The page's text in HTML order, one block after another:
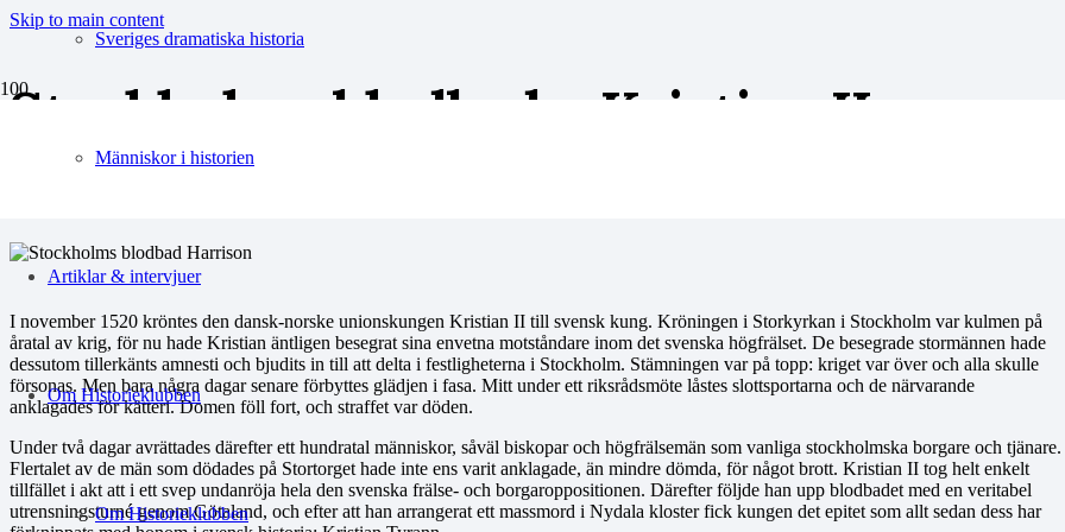
Skip to main content
Sveriges dramatiska historia
Människor i historien
Artiklar & intervjuer
Om Historieklubben
Om Historieklubben
Stockholms blodbad – Kristian II:s
hämnd
I november 1520 kröntes den dansk-norske unionskungen Kristian II till svensk kung. Kröningen i Storkyrkan i Stockholm var kulmen på
åratal av krig, för nu hade Kristian äntligen besegrat sina envetna motståndare inom det svenska högfrälset. De besegrade stormännen hade
dessutom tillerkänts amnesti och bjudits in till att delta i festligheterna i Stockholm. Stämningen var på topp: kriget var över och alla skulle
försonas. Men bara några dagar senare förbyttes glädjen i fasa. Mitt under ett riksrådsmöte låstes slottsportarna och de närvarande
anklagades för kätteri. Domen föll fort, och straffet var döden.
Under två dagar avrättades därefter ett hundratal människor, såväl biskopar och högfrälsemän som vanliga stockholmska borgare och tjänare.
Flertalet av de män som dödades på Stortorget hade inte ens varit anklagade, än mindre dömda, för något brott. Kristian II tog helt enkelt
tillfället i akt att i ett svep undanröja hela den svenska frälse- och borgaroppositionen. Därefter följde han upp blodbadet med en veritabel
utrensningsturné genom Götaland, och efter att han arrangerat ett massmord i Nydala kloster fick kungen det epitet som allt sedan dess har